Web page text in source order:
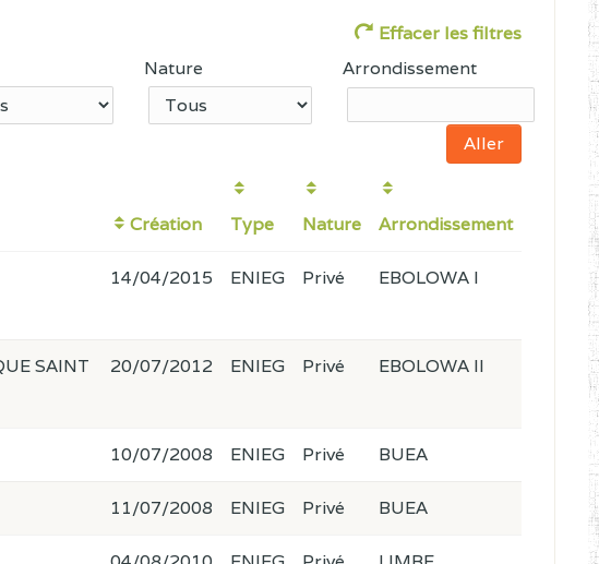
Effacer les filtres
Nature Arrondissement
Création Type Nature Arrondissement
14/04/2015 ENIEG Privé EBOLOWA I
SAINT
20/07/2012 ENIEG Privé EBOLOWA II
10/07/2008 ENIEG Privé BUEA
11/07/2008 ENIEG Privé BUEA